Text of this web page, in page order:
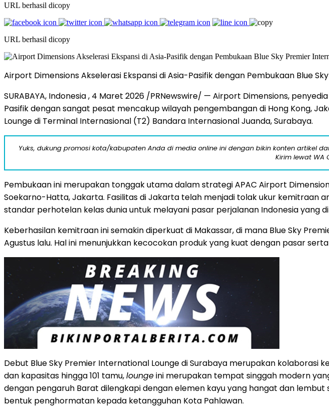
URL berhasil dicopy
URL berhasil dicopy
Airport Dimensions Akselerasi Ekspansi di Asia-Pasifik dengan Pembukaan Blue
SURABAYA, Indonesia, 4 Maret 2026 /PRNewswire/ — Airport Dimensions,
Pasifik dengan sangat pesat mencakup wilayah pengembangan di Hong Kong,
Lounge di Terminal Internasional (T2) Bandara Internasional Juanda, Surabaya.
Yuks, dukung promosi kota/kabupaten Anda di media online ini dengan bikin konten artikel
Kirim lewat WA
Pembukaan ini merupakan tonggak utama dalam strategi APAC Airport
Soekarno-Hatta, Jakarta. Fasilitas di Jakarta telah menjadi tolak ukur kemitraan
standar perhotelan kelas dunia untuk melayani pasar perjalanan Indonesia yang
Keberhasilan kemitraan ini semakin diperkuat di Makassar, di mana Blue Sky
Agustus lalu. Hal ini menunjukkan kecocokan produk yang kuat dengan pasar
Debut Blue Sky Premier International Lounge di Surabaya merupakan kolaborasi
dan kapasitas hingga 101 tamu,loungeini merupakan tempat singgah modern
dengan pengaruh Barat dilengkapi dengan elemen kayu yang hangat dan
bentuk penghormatan kepada ketangguhan Kota Pahlawan.